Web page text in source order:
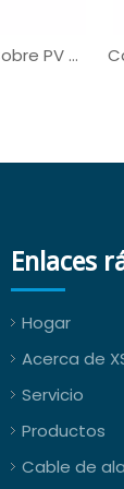
UL3321 UL AWM Cobre PV de cobre con estateado
Enlaces
Hogar
Acerca de
Servicio
Productos
Cable de